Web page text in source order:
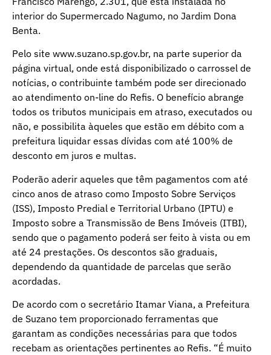
interior do Supermercado Nagumo, no Jardim Dona
Benta.
Pelo site www.suzano.sp.gov.br, na parte superior da
página virtual, onde está disponibilizado o carrossel de
notícias, o contribuinte também pode ser direcionado
ao atendimento on-line do Refis. O benefício abrange
todos os tributos municipais em atraso, executados ou
não, e possibilita àqueles que estão em débito com a
prefeitura liquidar essas dívidas com até 100% de
desconto em juros e multas.
Poderão aderir aqueles que têm pagamentos com até
cinco anos de atraso como Imposto Sobre Serviços
(ISS), Imposto Predial e Territorial Urbano (IPTU) e
Imposto sobre a Transmissão de Bens Imóveis (ITBI),
sendo que o pagamento poderá ser feito à vista ou em
até 24 prestações. Os descontos são graduais,
dependendo da quantidade de parcelas que serão
acordadas.
De acordo com o secretário Itamar Viana, a Prefeitura
de Suzano tem proporcionado ferramentas que
garantam as condições necessárias para que todos
recebam as orientações pertinentes ao Refis. “É muito